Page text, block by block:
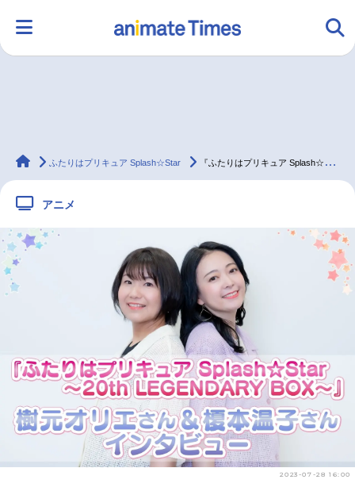
ラジオ みんなの声 グッズ 映画
配信・Vtuber トレンド 無料マンガ
声優記事一覧
アニメ映画一覧 実写化映画一覧
今期アニメ曜日別一覧
夏アニメ
animateTimes
ふたりはプリキュア Splash☆Star 『ふたりはプリキュア Splash☆Star ～20th LEGENDARY BOX～』樹元オリエ＆榎本温子 対談
アニメ
2023-07-28 16:00